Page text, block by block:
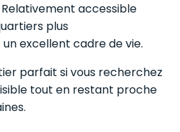
Relativement accessible
plus
excellent cadre de vie.
parfait si vous recherchez
tout en restant proche